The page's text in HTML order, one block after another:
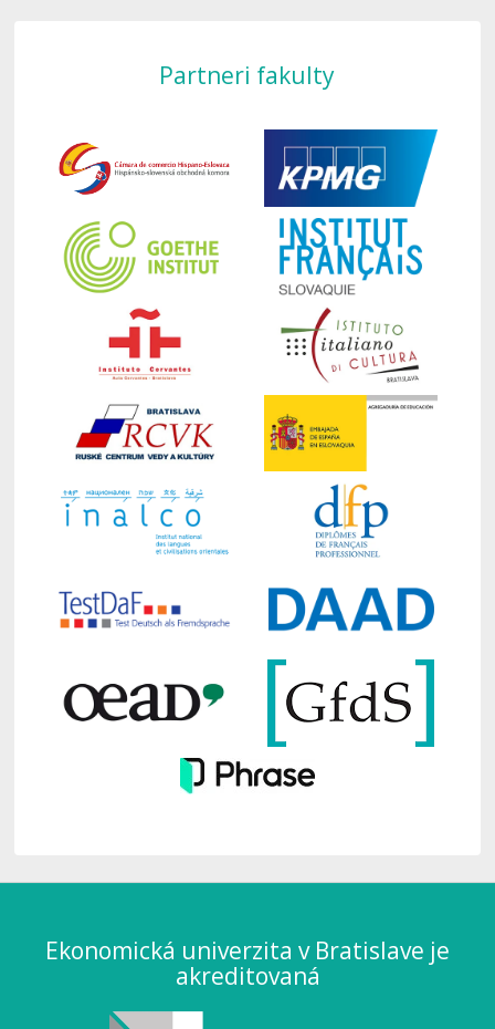
Partneri fakulty
Ekonomická univerzita v Bratislave je
akreditovaná